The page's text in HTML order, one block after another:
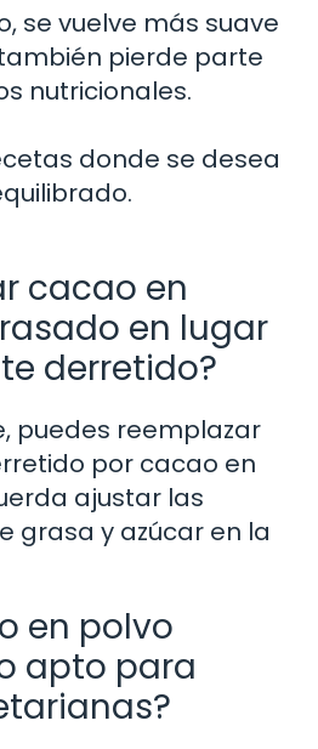
se vuelve más suave
pierde parte
nutricionales.
donde se desea
cacao en
en lugar
derretido?
puedes reemplazar
por cacao en
ajustar las
grasa y azúcar en la
en polvo
apto para